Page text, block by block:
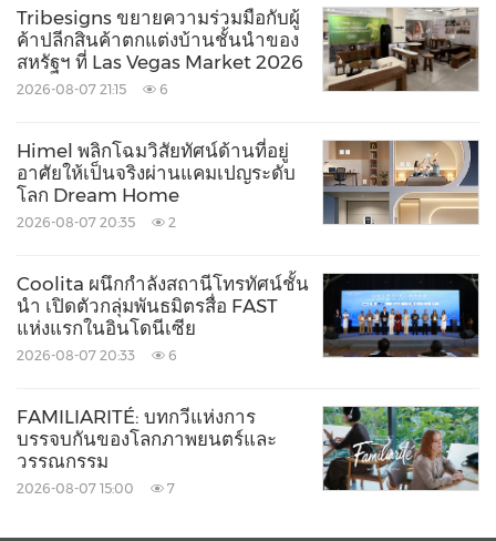
อย่างแม่นยำผ่านโครงสร้างอะคูสติกที่ออกแบบมาเป็น
พิเศษ เพื่อสร้างเวทีเสียงที่มีขนาดกว้างเพื่อส่งมอบ
ประสบการณ์เสียงระดับโรงภาพยนตร์ที่น่าทึ่ง
ผลิตภัณฑ์ที่ได้รับรางวัลเหล่านี้มีวางจำหน่ายแล้วใน
บางประเทศทั่วโลก ซึ่งตอกย้ำถึงความมุ่งมั่นอย่างต่อ
เนื่องของ TCL ในการสร้างแรงบันดาลใจสู่ความยิ่ง
สมจริง
เกี่ยวกับ TCL
TCL เป็นแบรนด์สินค้าอิเล็กทรอนิกส์ชั้นนำสำหรับผู้
บริโภค และเป็นผู้นำในอุตสาหกรรมโทรทัศน์ระดับโลก
Tribesigns ขยายความร่วมมือกับผู้
ค้าปลีกสินค้าตกแต่งบ้านชั้นนำของ
สหรัฐฯ ที่ Las Vegas Market 2026
2026-08-07 21:15 6
Himel พลิกโฉมวิสัยทัศน์ด้านที่อยู่
อาศัยให้เป็นจริงผ่านแคมเปญระดับ
โลก Dream Home
2026-08-07 20:35 2
Coolita ผนึกกำลังสถานีโทรทัศน์ชั้น
นำ เปิดตัวกลุ่มพันธมิตรสื่อ FAST
แห่งแรกในอินโดนีเซีย
2026-08-07 20:33 6
FAMILIARITÉ: บทกวีแห่งการ
บรรจบกันของโลกภาพยนตร์และ
วรรณกรรม
2026-08-07 15:00 7